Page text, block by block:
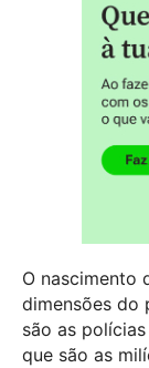
O nascimento
dimensões do
são as
que são as